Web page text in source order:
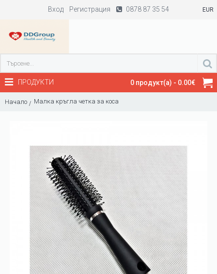
Вход Регистрация 0878 87 35 54 EUR
0 продукт(а) - 0.00€
ПРОДУКТИ
Начало Малка кръгла четка за коса